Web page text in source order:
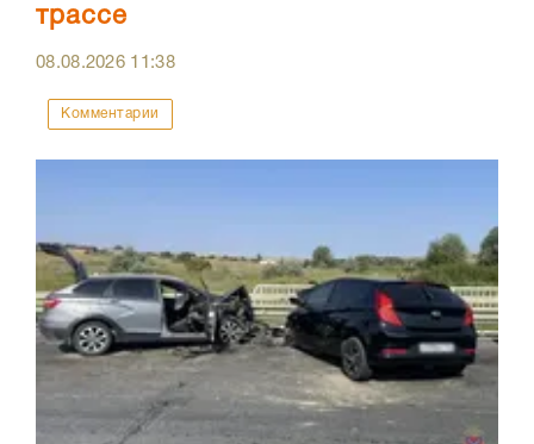
трассе
08.08.2026 11:38
Комментарии